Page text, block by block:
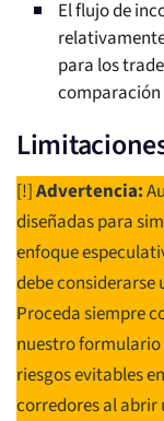
El flujo de
para los
comparación
[!]Advertencia:
diseñadas para
enfoque
debe considerarse
Proceda siempre
nuestro
riesgos evitables
corredores al abrir